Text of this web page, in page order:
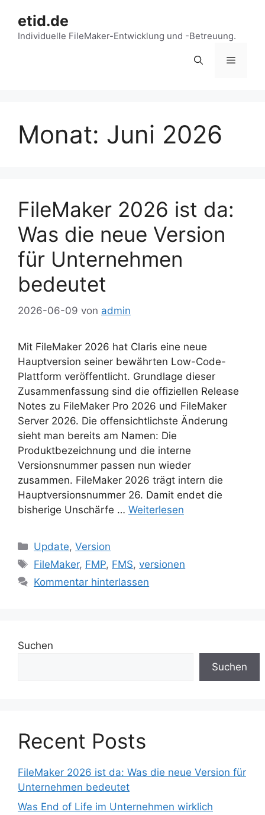
Inhalt
springen
etid.de
Individuelle FileMaker-Entwicklung und -Betreuung.
Menü
Monat: Juni 2026
FileMaker 2026 ist da:
Was die neue Version
für Unternehmen
bedeutet
2026-06-09 von admin
Mit FileMaker 2026 hat Claris eine neue
Hauptversion seiner bewährten Low-Code-
Plattform veröffentlicht. Grundlage dieser
Zusammenfassung sind die offiziellen Release
Notes zu FileMaker Pro 2026 und FileMaker
Server 2026. Die offensichtlichste Änderung
sieht man bereits am Namen: Die
Produktbezeichnung und die interne
Versionsnummer passen nun wieder
zusammen. FileMaker 2026 trägt intern die
Hauptversionsnummer 26. Damit endet die
bisherige Unschärfe … Weiterlesen
Kategorien
Update,Version
Schlagwörter
FileMaker, FMP, FMS,versionen
Kommentar hinterlassen
Suchen
Suchen
Recent Posts
FileMaker 2026 ist da: Was die neue Version für
Unternehmen bedeutet
Was End of Life im Unternehmen wirklich